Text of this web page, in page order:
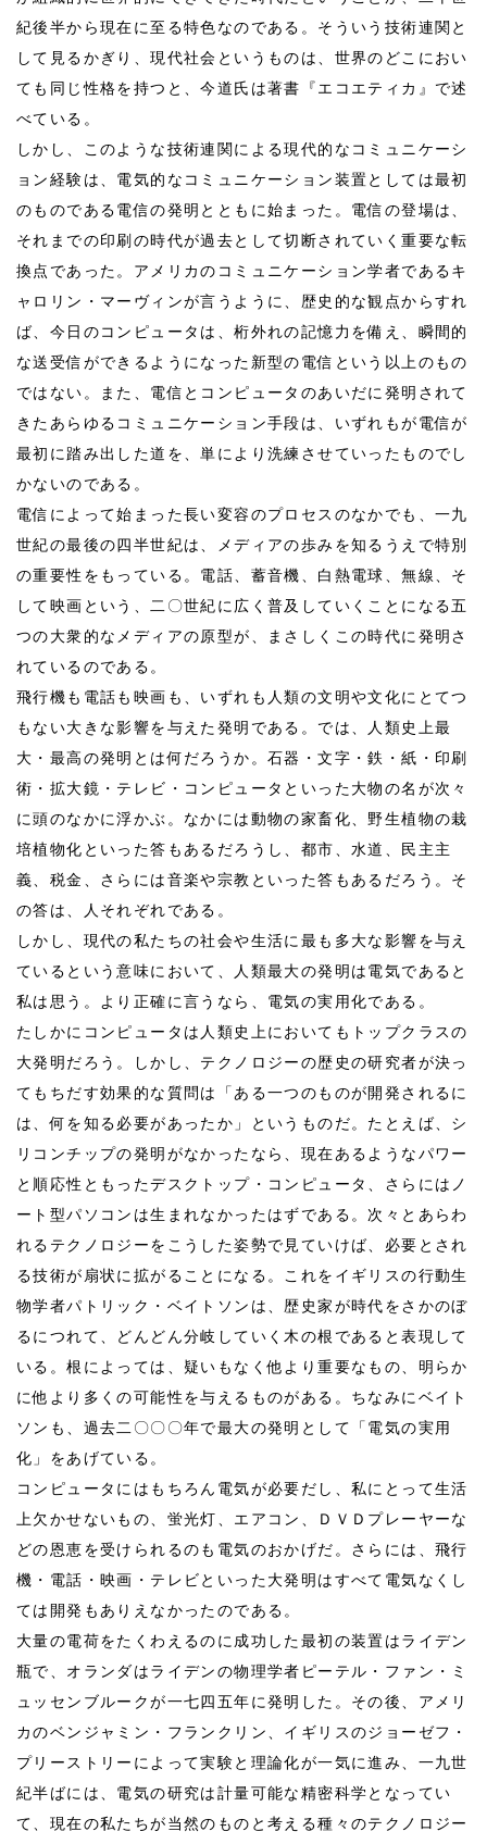
紀後半から現在に至る特色なのである。そういう技術連関と
して見るかぎり、現代社会というものは、世界のどこにおい
ても同じ性格を持つと、今道氏は著書『エコエティカ』で述
べている。
しかし、このような技術連関による現代的なコミュニケーシ
ョン経験は、電気的なコミュニケーション装置としては最初
のものである電信の発明とともに始まった。電信の登場は、
それまでの印刷の時代が過去として切断されていく重要な転
換点であった。アメリカのコミュニケーション学者であるキ
ャロリン・マーヴィンが言うように、歴史的な観点からすれ
ば、今日のコンピュータは、桁外れの記憶力を備え、瞬間的
な送受信ができるようになった新型の電信という以上のもの
ではない。また、電信とコンピュータのあいだに発明されて
きたあらゆるコミュニケーション手段は、いずれもが電信が
最初に踏み出した道を、単により洗練させていったものでし
かないのである。
電信によって始まった長い変容のプロセスのなかでも、一九
世紀の最後の四半世紀は、メディアの歩みを知るうえで特別
の重要性をもっている。電話、蓄音機、白熱電球、無線、そ
して映画という、二〇世紀に広く普及していくことになる五
つの大衆的なメディアの原型が、まさしくこの時代に発明さ
れているのである。
飛行機も電話も映画も、いずれも人類の文明や文化にとてつ
もない大きな影響を与えた発明である。では、人類史上最
大・最高の発明とは何だろうか。石器・文字・鉄・紙・印刷
術・拡大鏡・テレビ・コンピュータといった大物の名が次々
に頭のなかに浮かぶ。なかには動物の家畜化、野生植物の栽
培植物化といった答もあるだろうし、都市、水道、民主主
義、税金、さらには音楽や宗教といった答もあるだろう。そ
の答は、人それぞれである。
しかし、現代の私たちの社会や生活に最も多大な影響を与え
ているという意味において、人類最大の発明は電気であると
私は思う。より正確に言うなら、電気の実用化である。
たしかにコンピュータは人類史上においてもトップクラスの
大発明だろう。しかし、テクノロジーの歴史の研究者が決っ
てもちだす効果的な質問は「ある一つのものが開発されるに
は、何を知る必要があったか」というものだ。たとえば、シ
リコンチップの発明がなかったなら、現在あるようなパワー
と順応性ともったデスクトップ・コンピュータ、さらにはノ
ート型パソコンは生まれなかったはずである。次々とあらわ
れるテクノロジーをこうした姿勢で見ていけば、必要とされ
る技術が扇状に拡がることになる。これをイギリスの行動生
物学者パトリック・ベイトソンは、歴史家が時代をさかのぼ
るにつれて、どんどん分岐していく木の根であると表現して
いる。根によっては、疑いもなく他より重要なもの、明らか
に他より多くの可能性を与えるものがある。ちなみにベイト
ソンも、過去二〇〇〇年で最大の発明として「電気の実用
化」をあげている。
コンピュータにはもちろん電気が必要だし、私にとって生活
上欠かせないもの、蛍光灯、エアコン、ＤＶＤプレーヤーな
どの恩恵を受けられるのも電気のおかげだ。さらには、飛行
機・電話・映画・テレビといった大発明はすべて電気なくし
ては開発もありえなかったのである。
大量の電荷をたくわえるのに成功した最初の装置はライデン
瓶で、オランダはライデンの物理学者ピーテル・ファン・ミ
ュッセンブルークが一七四五年に発明した。その後、アメリ
カのベンジャミン・フランクリン、イギリスのジョーゼフ・
プリーストリーによって実験と理論化が一気に進み、一九世
紀半ばには、電気の研究は計量可能な精密科学となってい
て、現在の私たちが当然のものと考える種々のテクノロジー